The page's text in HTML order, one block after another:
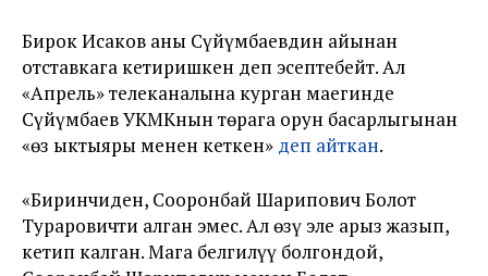
Бирок Исаков аны Сүйүмбаевдин айынан
отставкага кетиришкен деп эсептебейт. Ал
«Апрель» телеканалына курган маегинде
Сүйүмбаев УКМКнын төрага орун басарлыгынан
«өз ыктыяры менен кеткен» деп айткан.
«Биринчиден, Сооронбай Шарипович Болот
Тураровичти алган эмес. Ал өзү эле арыз жазып,
кетип калган. Мага белгилүү болгондой,